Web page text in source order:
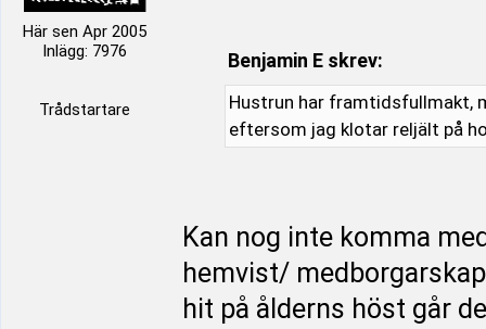
Här sen Apr 2005
Inlägg: 7976
Trådstartare
Benjamin E skrev:
Hustrun har framtidsfullmakt,
eftersom jag klotar reljält på
Kan nog inte komma
hemvist/
hit på ålderns höst går